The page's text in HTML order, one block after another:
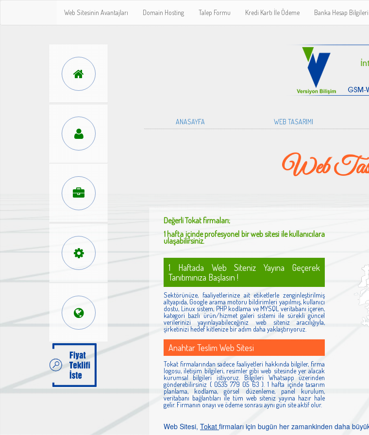
Web Sitesinin Avantajları Domain Hosting Talep Formu Kredi Kartı İle Ödeme Banka Hesap Bilgileri
ANASAYFA WEB TASARIMI
Web
DeğerliTokatfirmaları;
1 hafta içinde profesyonel bir web sitesi ile kullanıcılara
ulaşabilirsiniz.
1 Haftada Web Siteniz Yayına Geçerek
Tanıtımınıza Başlasın !
Sektörünüze, faaliyetlerinize ait etiketlerle zenginleştirilmiş
altyapıda, Google arama motoru bildirimleri yapılmış, kullanıcı
dostu, Linux sistem, PHP kodlama ve MYSQL veritabanı içeren,
kategori bazlı ürün/hizmet galeri sistemi ile sürekli güncel
verilerinizi yayınlayabileceğiniz web siteniz aracılığıyla,
şirketinizi hedef kitlenize bir adım daha yaklaştırıyoruz.
Anahtar Teslim Web Sitesi
Tokat firmalarından sadece faaliyetleri hakkında bilgiler, firma
logosu, iletişim bilgileri, resimler gibi web sitesinde yer alacak
kurumsal bilgileri istiyoruz. Bilgileri Whatsapp üzerinden
gönderebilirsiniz ( 0535 779 05 63 ). 1 hafta içinde tasarım
planlama, kodlama, görsel düzenleme, panel kurulum,
veritabanı bağlantıları ile tüm web siteniz yayına hazır hale
gelir. Firmanın onayı ve ödeme sonrası aynı gün site aktif olur.
Web Sitesi,Tokatfirmaları için bugün her zamankinden daha